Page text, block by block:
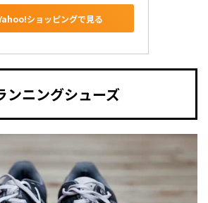
ショッピングで見る
ンニングシューズ